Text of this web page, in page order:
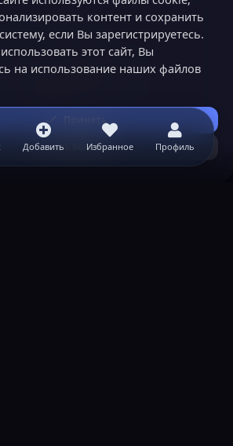
Добавить Избранное Профиль
контент и сохранить
если Вы зарегистрируетесь.
этот сайт, Вы
на использование наших файлов
Принять
Узнать больше...